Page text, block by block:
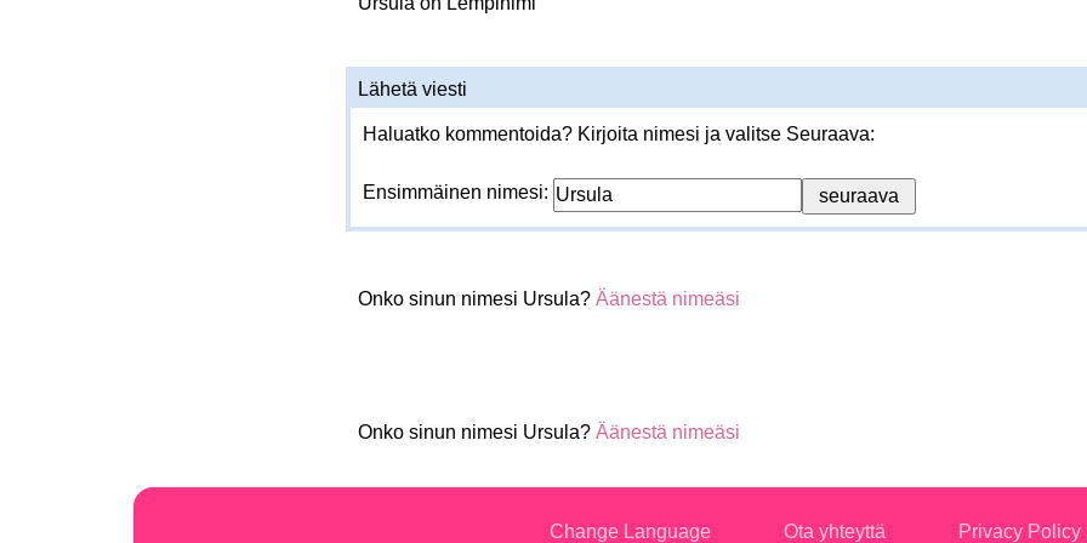
Lähetä viesti
Haluatko kommentoida? Kirjoita nimesi ja valitse Seuraava:
Ensimmäinen nimesi:
Onko sinun nimesi Ursula? Äänestä nimeäsi
Onko sinun nimesi Ursula? Äänestä nimeäsi
Change Language Ota yhteyttä Privacy Policy